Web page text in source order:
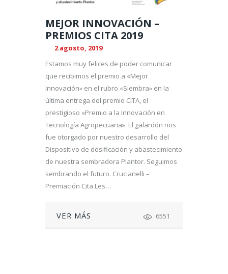
MEJOR INNOVACIÓN –
PREMIOS CITA 2019
2 agosto, 2019
Estamos muy felices de poder comunicar
que recibimos el premio a «Mejor
Innovación» en el rubro «Siembra» en la
última entrega del premio CiTA, el
prestigioso «Premio a la Innovación en
Tecnología Agropecuaria». El galardón nos
fue otorgado por nuestro desarrollo del
Dispositivo de dosificación y abastecimiento
de nuestra sembradora Plantor. Seguimos
sembrando el futuro. Crucianelli –
Premiación Cita Les…
VER MÁS 6551